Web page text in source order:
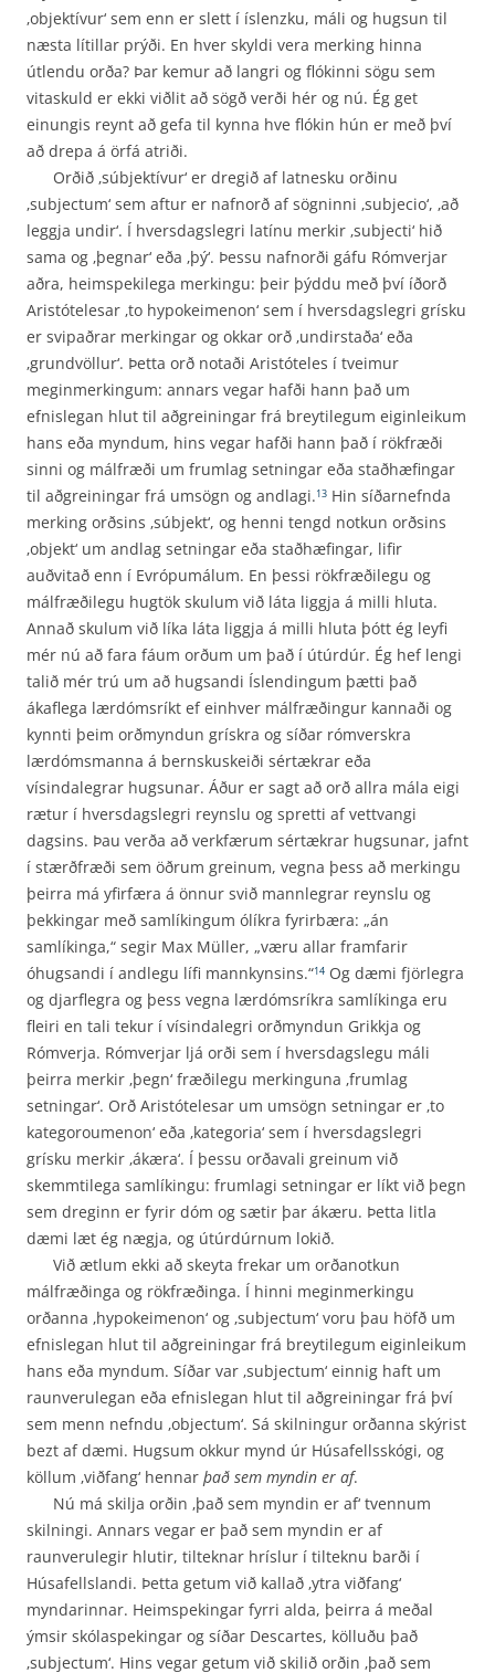
‚objektívur‘ sem enn er slett í íslenzku, máli og hugsun til
næsta lítillar prýði. En hver skyldi vera merking hinna
útlendu orða? Þar kemur að langri og flókinni sögu sem
vitaskuld er ekki viðlit að sögð verði hér og nú. Ég get
einungis reynt að gefa til kynna hve flókin hún er með því
að drepa á örfá atriði.
Orðið ‚súbjektívur‘ er dregið af latnesku orðinu
‚subjectum‘ sem aftur er nafnorð af sögninni ‚subjecio‘, ‚að
leggja undir‘. Í hversdagslegri latínu merkir ‚subjecti‘ hið
sama og ‚þegnar‘ eða ‚þý‘. Þessu nafnorði gáfu Rómverjar
aðra, heimspekilega merkingu: þeir þýddu með því íðorð
Aristótelesar ‚to hypokeimenon‘ sem í hversdagslegri grísku
er svipaðrar merkingar og okkar orð ‚undirstaða‘ eða
‚grundvöllur‘. Þetta orð notaði Aristóteles í tveimur
meginmerkingum: annars vegar hafði hann það um
efnislegan hlut til aðgreiningar frá breytilegum eiginleikum
hans eða myndum, hins vegar hafði hann það í rökfræði
sinni og málfræði um frumlag setningar eða stað­hæfingar
til aðgreiningar frá umsögn og andlagi.13 Hin síðarnefnda
merking orðsins ‚súbjekt‘, og henni tengd notkun orðsins
‚objekt‘ um andlag setningar eða staðhæfingar, lifir
auðvitað enn í Evrópumálum. En þessi rökfræðilegu og
málfræðilegu hugtök skulum við láta liggja á milli hluta.
Annað skulum við líka láta liggja á milli hluta þótt ég leyfi
mér nú að fara fáum orðum um það í útúrdúr. Ég hef lengi
talið mér trú um að hugsandi Íslendingum þætti það
ákaflega lærdómsríkt ef einhver málfræðingur kannaði og
kynnti þeim orðmyndun grískra og síðar rómverskra
lærdóms­manna á bernskuskeiði sértækrar eða
vísindalegrar hugsunar. Áður er sagt að orð allra mála eigi
rætur í hversdagslegri reynslu og spretti af vettvangi
dagsins. Þau verða að verkfærum sértækrar hugsunar, jafnt
í stærðfræði sem öðrum greinum, vegna þess að merkingu
þeirra má yfirfæra á önnur svið mannlegrar reynslu og
þekkingar með samlíkingum ólíkra fyrirbæra: „án
samlíkinga,“ segir Max Müller, „væru allar framfarir
óhugsandi í andlegu lífi mannkynsins.“14 Og dæmi fjörlegra
og djarflegra og þess vegna lærdómsríkra samlíkinga eru
fleiri en tali tekur í vísindalegri orðmyndun Grikkja og
Rómverja. Rómverjar ljá orði sem í hversdagslegu máli
þeirra merkir ‚þegn‘ fræðilegu merkinguna ‚frumlag
setningar‘. Orð Aristótelesar um umsögn setningar er ‚to
kategoroumenon‘ eða ‚kategoria‘ sem í hversdagslegri
grísku merkir ‚ákæra‘. Í þessu orða­vali greinum við
skemmtilega samlíkingu: frumlagi setningar er líkt við þegn
sem dreginn er fyrir dóm og sætir þar ákæru. Þetta litla
dæmi læt ég nægja, og útúrdúrnum lokið.
Við ætlum ekki að skeyta frekar um orðanotkun
málfræðinga og rökfræðinga. Í hinni meginmerkingu
orðanna ‚hypokeimenon‘ og ‚subjectum‘ voru þau höfð um
efnislegan hlut til aðgreiningar frá breytilegum eiginleikum
hans eða myndum. Síðar var ‚subjectum‘ einnig haft um
raunverulegan eða efnislegan hlut til aðgreiningar frá því
sem menn nefndu ‚objectum‘. Sá skilningur orðanna skýrist
bezt af dæmi. Hugsum okkur mynd úr Húsafellsskógi, og
köllum ‚viðfang‘ hennar það sem myndin er af.
Nú má skilja orðin ‚það sem myndin er af‘ tvennum
skilningi. Annars vegar er það sem myndin er af
raunverulegir hlutir, tilteknar hríslur í tilteknu barði í
Húsafellslandi. Þetta getum við kallað ‚ytra viðfang‘
myndarinnar. Heimspekingar fyrri alda, þeirra á meðal
ýmsir skólaspekingar og síðar Descartes, kölluðu það
‚subjectum‘. Hins vegar getum við skilið orðin ‚það sem